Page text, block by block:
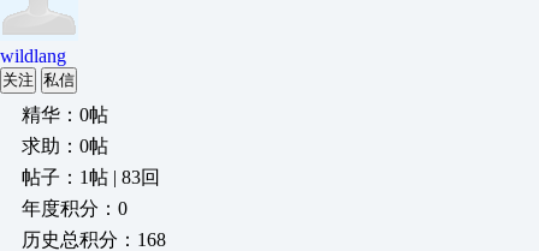
wildlang
关注 私信
精华：0帖
求助：0帖
帖子：1帖 | 83回
年度积分：0
历史总积分：168